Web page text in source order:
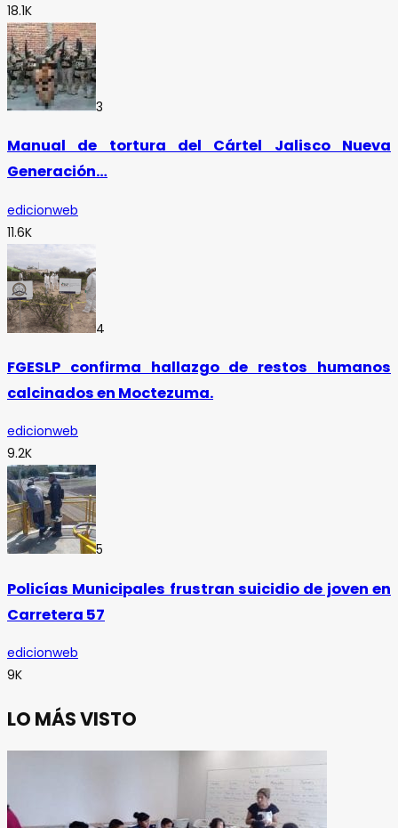
18.1K
3
Manual de tortura del Cártel Jalisco Nueva
Generación…
edicionweb
11.6K
4
FGESLP confirma hallazgo de restos humanos
calcinados en Moctezuma.
edicionweb
9.2K
5
Policías Municipales frustran suicidio de joven en
Carretera 57
edicionweb
9K
LO MÁS VISTO